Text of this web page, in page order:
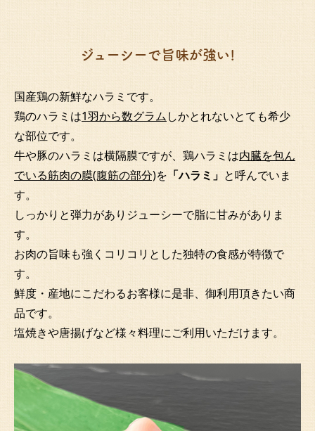
ジューシーで旨味が強い!
国産鶏の新鮮なハラミです。
鶏のハラミは1羽から数グラムしかとれないとても希少
な部位です。
牛や豚のハラミは横隔膜ですが、鶏ハラミは内臓を包ん
でいる筋肉の膜(腹筋の部分)を 「ハラミ」 と呼んでいま
す。
しっかりと弾力がありジューシーで脂に甘みがありま
す。
お肉の旨味も強くコリコリとした独特の食感が特徴で
す。
鮮度・産地にこだわるお客様に是非、御利用頂きたい商
品です。
塩焼きや唐揚げなど様々料理にご利用いただけます。